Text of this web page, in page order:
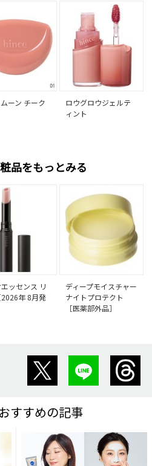
ーン チーク
ロウグロウジェルテ
ィント
品をもっとみる
ッセンス リ
2026年 8月発
ディープモイスチャー
ナイトプロテクト
［医薬部外品］
すすめの記事